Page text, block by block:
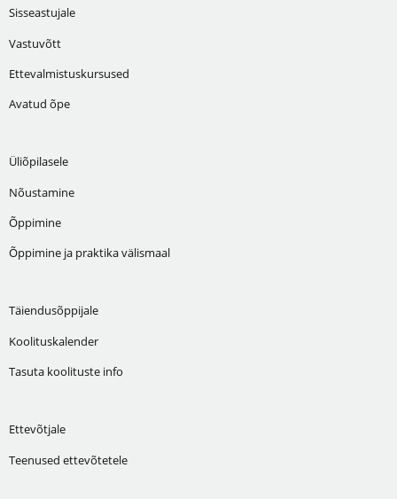
Sisseastujale
Vastuvõtt
Ettevalmistuskursused
Avatud õpe
Üliõpilasele
Nõustamine
Õppimine
Õppimine ja praktika välismaal
Täiendusõppijale
Koolituskalender
Tasuta koolituste info
Ettevõtjale
Teenused ettevõtetele